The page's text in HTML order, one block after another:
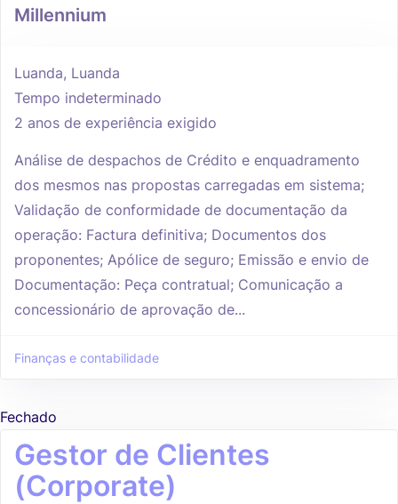
Millennium
Luanda, Luanda
Tempo indeterminado
2 anos de experiência exigido
Análise de despachos de Crédito e enquadramento
dos mesmos nas propostas carregadas em sistema;
Validação de conformidade de documentação da
operação: Factura definitiva; Documentos dos
proponentes; Apólice de seguro; Emissão e envio de
Documentação: Peça contratual; Comunicação a
concessionário de aprovação de...
Finanças e contabilidade
Fechado
Gestor de Clientes
(Corporate)